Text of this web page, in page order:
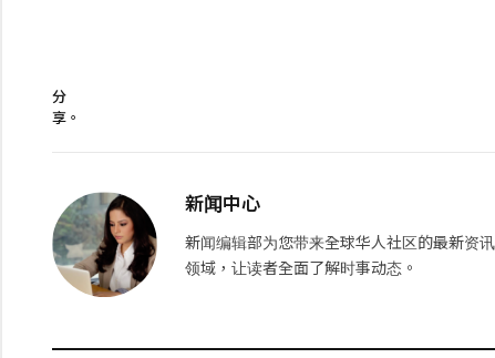
分
享。
新闻中心
新闻编辑部为您带来全球华人社区的最新资
领域，让读者全面了解时事动态。